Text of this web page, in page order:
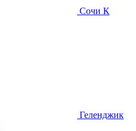
Сочи К
Геленджик